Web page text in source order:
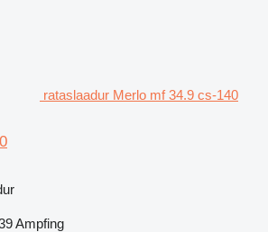
rataslaadur Merlo mf 34.9 cs-140
Ampfing